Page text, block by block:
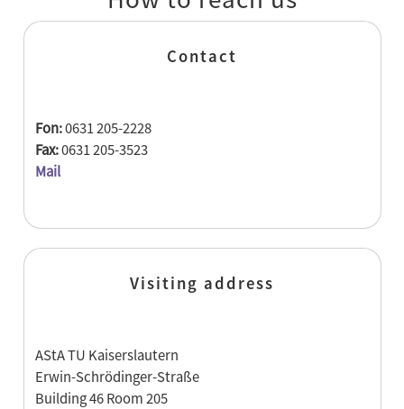
Contact
Fon:0631 205-2228
Fax:0631 205-3523
Mail
Visiting address
AStA TU Kaiserslautern
Erwin-Schrödinger-Straße
Building 46 Room 205